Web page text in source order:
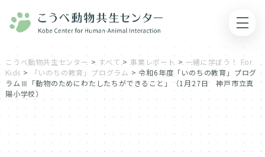
こうべ動物共生センター > すべて > 事業レポート > 一緒に学ぼう！ For
Kids > 「いのちの教育」プログラム >令和6年度「いのちの教育」プログ
ラムⅢ「動物のためにわたしたちができること」（1月27日 神戸市立真
陽小学校）